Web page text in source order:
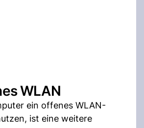
WLAN
ein offenes WLAN-
ist eine weitere